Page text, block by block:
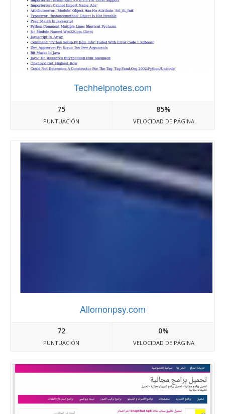
Techhelpnotes.com
75
PUNTUACIÓN
85%
VELOCIDAD DE PÁGINA
Allomonpsy.com
72
PUNTUACIÓN
0%
VELOCIDAD DE PÁGINA